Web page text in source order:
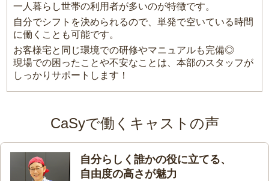
一人暮らし世帯の利用者が多いのが特徴です。
自分でシフトを決められるので、単発で空いている時間
に働くことも可能です。
お客様宅と同じ環境での研修やマニュアルも完備◎
現場での困ったことや不安なことは、本部のスタッフが
しっかりサポートします！
CaSyで働くキャストの声
自分らしく誰かの役に立てる、
自由度の高さが魅力